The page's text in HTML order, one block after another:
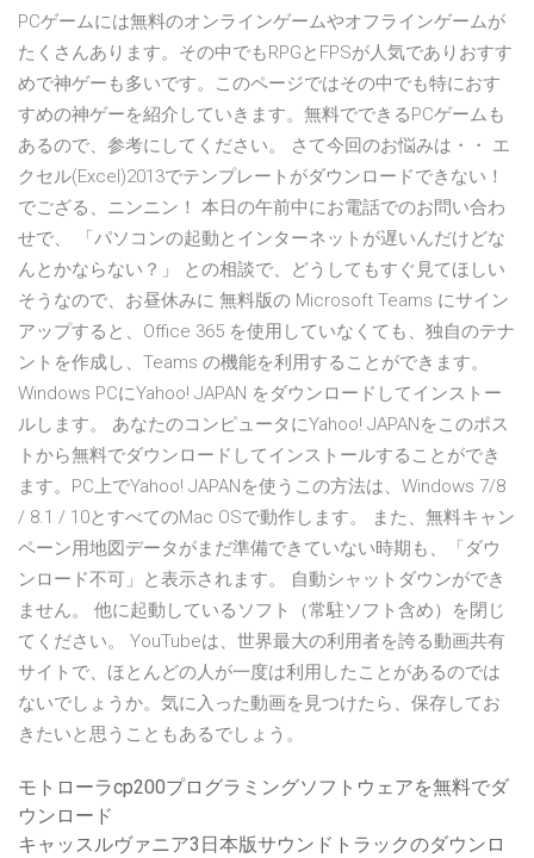
PCゲームには無料のオンラインゲームやオフラインゲームが
たくさんあります。その中でもRPGとFPSが人気でありおすす
めで神ゲーも多いです。このページではその中でも特におす
すめの神ゲーを紹介していきます。無料でできるPCゲームも
あるので、参考にしてください。 さて今回のお悩みは・・ エ
クセル(Excel)2013でテンプレートがダウンロードできない！
でござる、ニンニン！ 本日の午前中にお電話でのお問い合わ
せで、 「パソコンの起動とインターネットが遅いんだけどな
んとかならない？」 との相談で、どうしてもすぐ見てほしい
そうなので、お昼休みに 無料版の Microsoft Teams にサイン
アップすると、Office 365 を使用していなくても、独自のテナ
ントを作成し、Teams の機能を利用することができます。
Windows PCにYahoo! JAPAN をダウンロードしてインストー
ルします。 あなたのコンピュータにYahoo! JAPANをこのポス
トから無料でダウンロードしてインストールすることができ
ます。PC上でYahoo! JAPANを使うこの方法は、Windows 7/8
/ 8.1 / 10とすべてのMac OSで動作します。 また、無料キャン
ペーン用地図データがまだ準備できていない時期も、「ダウ
ンロード不可」と表示されます。 自動シャットダウンができ
ません。 他に起動しているソフト（常駐ソフト含め）を閉じ
てください。 YouTubeは、世界最大の利用者を誇る動画共有
サイトで、ほとんどの人が一度は利用したことがあるのでは
ないでしょうか。気に入った動画を見つけたら、保存してお
きたいと思うこともあるでしょう。
モトローラcp200プログラミングソフトウェアを無料でダ
ウンロード
キャッスルヴァニア3日本版サウンドトラックのダウンロ